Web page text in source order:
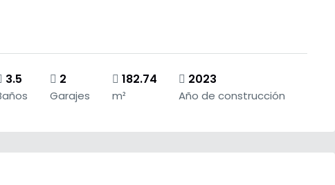
3.5 2
Garajes
182.74
m²
2023
Año de construcción